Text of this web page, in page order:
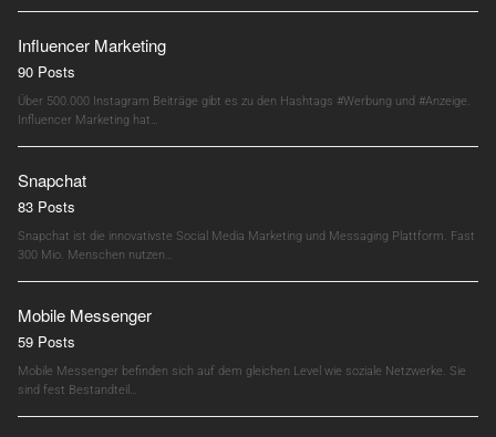
Influencer Marketing
90 Posts
Über 500.000 Instagram Beiträge gibt es zu den Hashtags #Werbung und #Anzeige.
Influencer Marketing hat…
Snapchat
83 Posts
Snapchat ist die innovativste Social Media Marketing und Messaging Plattform. Fast
300 Mio. Menschen nutzen…
Mobile Messenger
59 Posts
Mobile Messenger befinden sich auf dem gleichen Level wie soziale Netzwerke. Sie
sind fest Bestandteil…